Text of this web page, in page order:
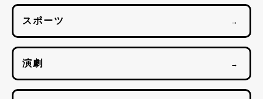
スポーツ →
演劇 →